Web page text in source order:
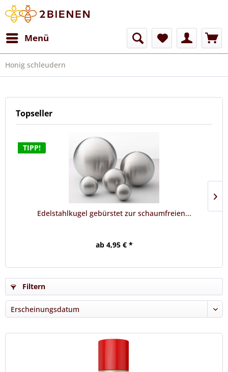
Menü
Honig schleudern
Topseller
TIPP!
Edelstahlkugel gebürstet zur schaumfreien...
ab 4,95 € *
Filtern